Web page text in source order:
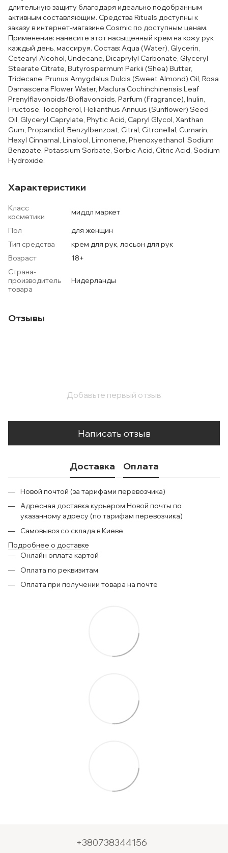
длительную защиту благодаря идеально подобранным
активным составляющим. Средства Rituals доступны к
заказу в интернет-магазине Cosmic по доступным ценам.
Применение: нанесите этот насыщенный крем на кожу рук
каждый день, массируя. Состав: Aqua (Water), Glycerin,
Cetearyl Alcohol, Undecane, Dicaprylyl Carbonate, Glyceryl
Stearate Citrate, Butyrospermum Parkii (Shea) Butter,
Tridecane, Prunus Amygdalus Dulcis (Sweet Almond) Oil, Rosa
Damascena Flower Water, Maclura Cochinchinensis Leaf
Prenylflavonoids/Bioflavonoids, Parfum (Fragrance), Inulin,
Fructose, Tocopherol, Helianthus Annuus (Sunflower) Seed
Oil, Glyceryl Caprylate, Phytic Acid, Capryl Glycol, Xanthan
Gum, Propandiol, Benzylbenzoat, Citral, Citronellal, Cumarin,
Hexyl Cinnamal, Linalool, Limonene, Phenoxyethanol, Sodium
Benzoate, Potassium Sorbate, Sorbic Acid, Citric Acid, Sodium
Hydroxide.
Характеристики
Класс
косметики
миддл маркет
Пол
для женщин
Тип средства
крем для рук, лосьон для рук
Возраст
18+
Страна-
производитель
товара
Нидерланды
Отзывы
Добавьте первый отзыв
Написать отзыв
Доставка Оплата
Новой почтой (за тарифами перевозчика)
Адресная доставка курьером Новой почты по
указанному адресу (по тарифам перевозчика)
Самовывоз со склада в Киеве
Подробнее о доставке
Онлайн оплата картой
Оплата по реквизитам
Оплата при получении товара на почте
+380738344156